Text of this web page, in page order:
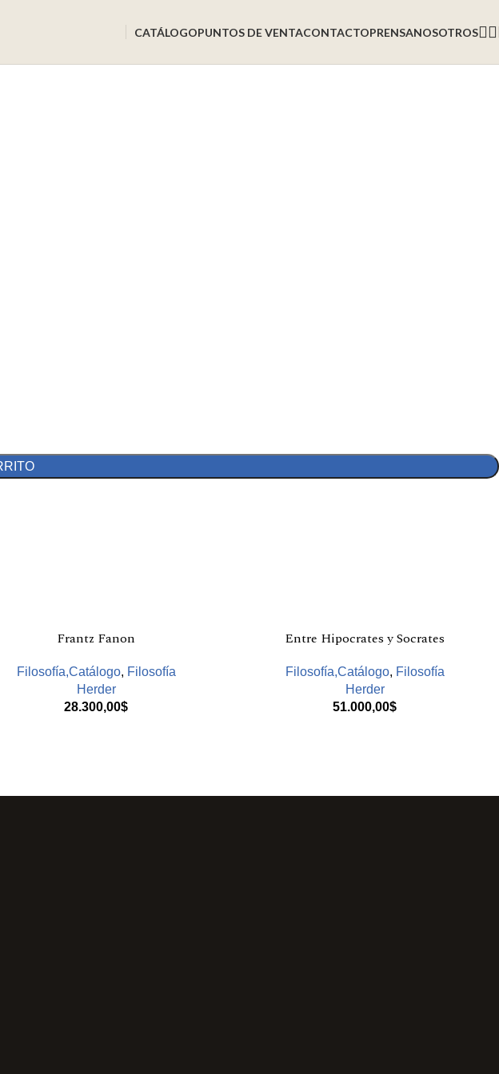
CATÁLOGOPUNTOS DE VENTACONTACTOPRENSANOSOTROS
Frantz Fanon
Filosofía,Catálogo, Filosofía
Herder
28.300,00$
Entre Hipocrates y Socrates
Filosofía,Catálogo, Filosofía
Herder
51.000,00$